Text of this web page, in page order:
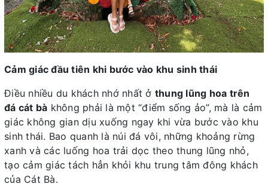
Cảm giác đầu tiên khi bước vào khu sinh thái
Điều nhiều du khách nhớ nhất ở thung lũng hoa trên
đá cát bà không phải là một “điểm sống ảo”, mà là cảm
giác không gian dịu xuống ngay khi vừa bước vào khu
sinh thái. Bao quanh là núi đá vôi, những khoảng rừng
xanh và các luống hoa trải dọc theo thung lũng nhỏ,
tạo cảm giác tách hẳn khỏi khu trung tâm đông khách
của Cát Bà.